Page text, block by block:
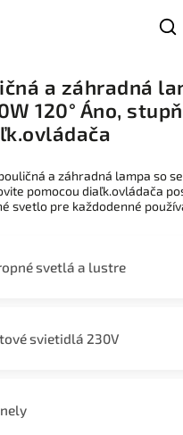
a záhradná
120° Áno,
a záhradná lampa so
pomocou diaľk.ovládača
svetlo pre každodenné
svetlá a lustre
svietidlá 230V